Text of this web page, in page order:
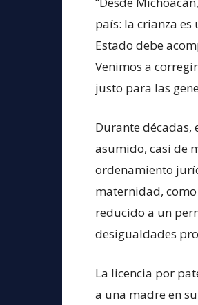
país: la crianza
Estado debe
Venimos a
justo para las
Durante décadas,
asumido, casi de
ordenamiento
maternidad,
reducido a un
desigualdades
La licencia por
a una madre en